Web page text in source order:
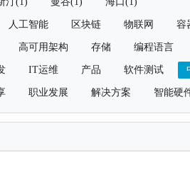
人工智能 区块链 物联网 容
高可用架构 存储 编程语言
IT运维 产品 软件测试
职业发展 解决方案 智能硬